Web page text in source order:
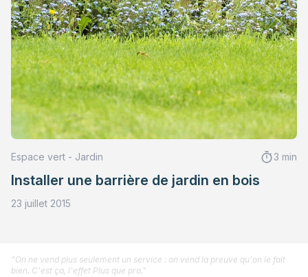
Espace vert - Jardin 3 min
Installer une barrière de jardin en bois
23 juillet 2015
"On ne vend plus seulement un service : on vend la preuve qu'on le fait
bien. C'est ça, l'effet Plus que pro."